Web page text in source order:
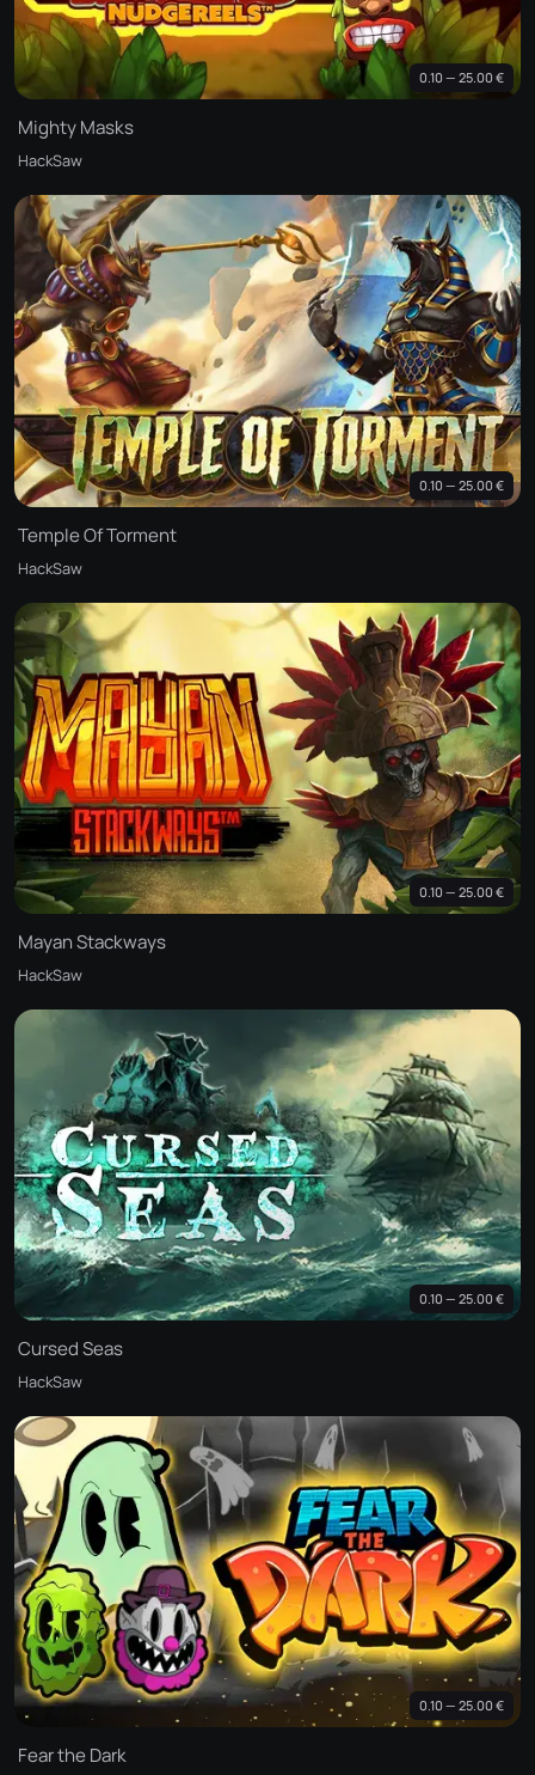
0.10 — 25.00 €
Mighty Masks
HackSaw
0.10 — 25.00 €
Temple Of Torment
HackSaw
0.10 — 25.00 €
Mayan Stackways
HackSaw
0.10 — 25.00 €
Cursed Seas
HackSaw
0.10 — 25.00 €
Fear the Dark